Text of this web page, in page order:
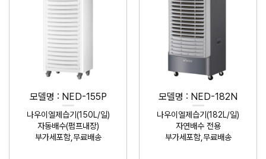
모델명 : NED-155P
나우이엘제습기(150L/일)
자동배수(펌프내장)
부가세포함,무료배송
모델명 : NED-182N
나우이엘제습기(182L/일)
자연배수 전용
부가세포함,무료배송